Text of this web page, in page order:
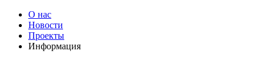
О нас
Новости
Проекты
Информация